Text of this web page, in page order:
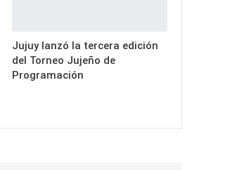
Jujuy lanzó la tercera edición
del Torneo Jujeño de
Programación